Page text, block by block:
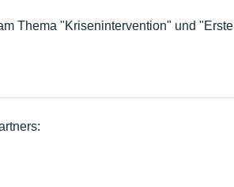
Thema "Krisenintervention" und "Erste